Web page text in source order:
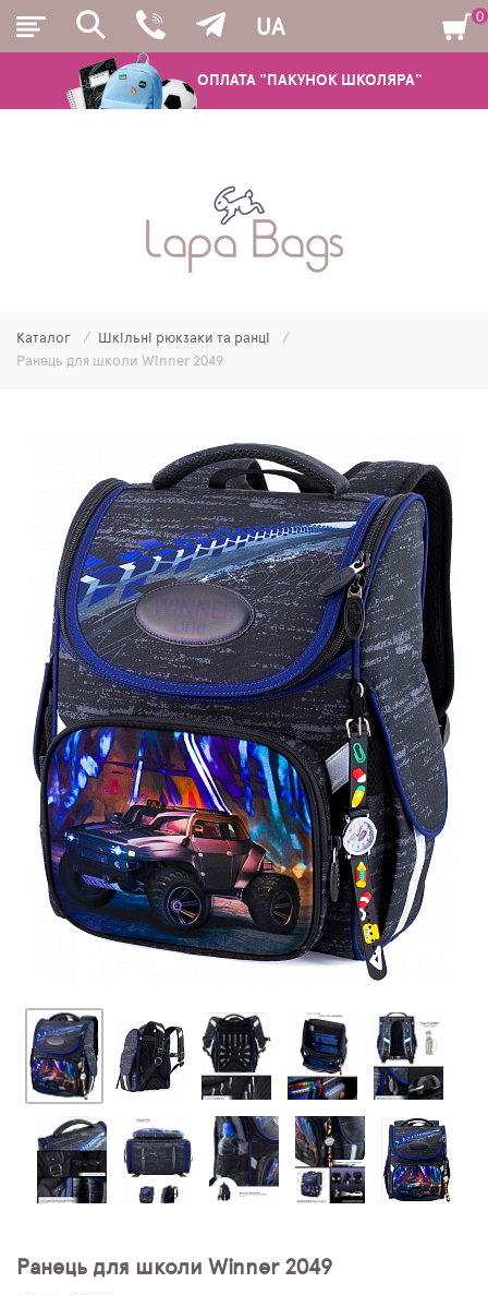
ОПЛАТА "ПАКУНОК ШКОЛЯРА"
UA
ШКІЛЬНІ РЮКЗАКИ ТА РАНЦІ
МОЛОДІЖНІ РЮКЗАКИ
ПЛЯШКИ ДЛЯ ВОДИ
DELUNE
SCHOOL STANDARD
SKYNAME
РОЗПРОДАЖ
0
Каталог
Шкільні рюкзаки та ранці
Ранець для школи Winner 2049
Ранець для школи Winner 2049